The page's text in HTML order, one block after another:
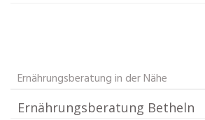
Ernährungsberatung in der Nähe
Ernährungsberatung Betheln